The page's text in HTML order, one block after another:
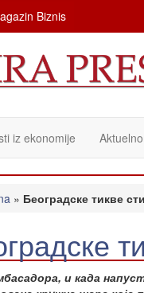
Biznis
iz ekonomije Aktuelno
» Београдске тикве
и када